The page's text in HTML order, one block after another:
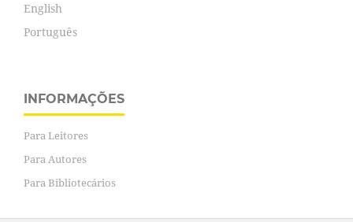
English
Português
INFORMAÇÕES
Para Leitores
Para Autores
Para Bibliotecários